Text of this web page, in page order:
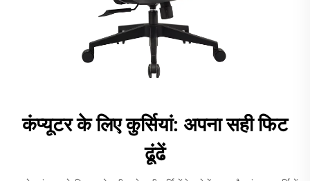
कंप्यूटर के लिए कुर्सियां: अपना सही फिट
ढूंढें